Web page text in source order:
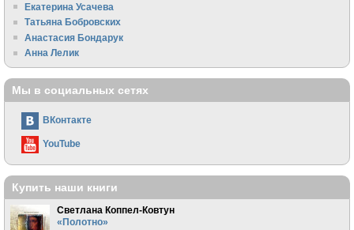
Екатерина Усачева
Татьяна Бобровских
Анастасия Бондарук
Анна Лелик
Мы в социальных сетях
ВКонтакте
YouTube
Купить наши книги
Светлана Коппел-Ковтун
«Полотно»